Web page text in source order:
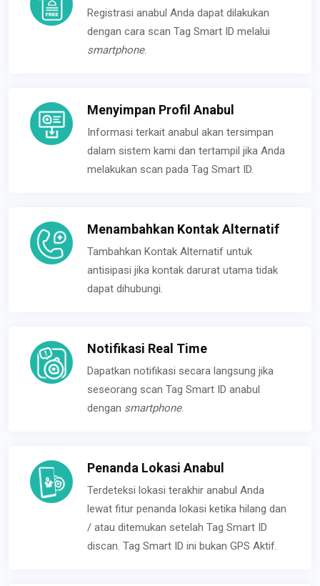
Registrasi anabul Anda dapat dilakukan
dengan cara scan Tag Smart ID melalui
smartphone.
Menyimpan Profil Anabul
Informasi terkait anabul akan tersimpan
dalam sistem kami dan tertampil jika Anda
melakukan scan pada Tag Smart ID.
Menambahkan Kontak Alternatif
Tambahkan Kontak Alternatif untuk
antisipasi jika kontak darurat utama tidak
dapat dihubungi.
Notifikasi Real Time
Dapatkan notifikasi secara langsung jika
seseorang scan Tag Smart ID anabul
dengan smartphone.
Penanda Lokasi Anabul
Terdeteksi lokasi terakhir anabul Anda
lewat fitur penanda lokasi ketika hilang dan
/ atau ditemukan setelah Tag Smart ID
discan. Tag Smart ID ini bukan GPS Aktif.